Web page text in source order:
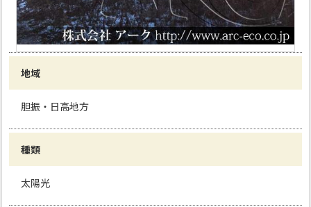
地域
胆振・日高地方
種類
太陽光